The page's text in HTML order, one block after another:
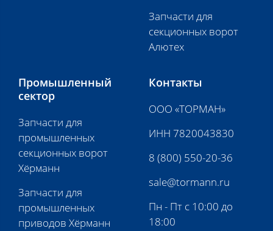
Запчасти для
секционных ворот
Алютех
Промышленный
сектор
Запчасти для
промышленных
секционных ворот
Хёрманн
Запчасти для
промышленных
приводов Хёрманн
Контакты
ООО «ТОРМАН»
ИНН 7820043830
8 (800) 550-20-36
sale@tormann.ru
Пн - Пт с 10:00 до
18:00